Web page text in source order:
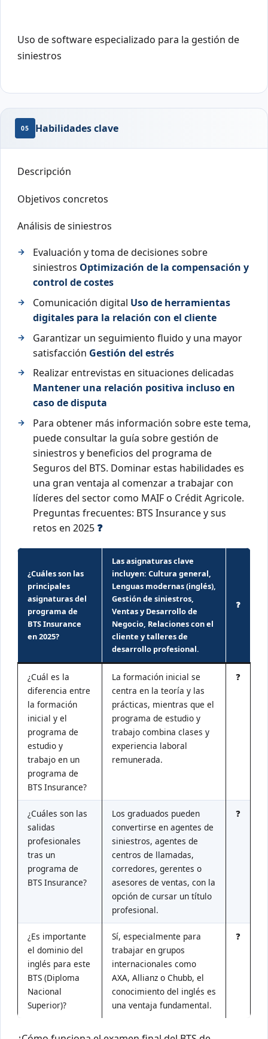
Uso de software especializado para la gestión de
siniestros
05 Habilidades clave
Descripción
Objetivos concretos
Análisis de siniestros
Evaluación y toma de decisiones sobre
siniestros Optimización de la compensación y
control de costes
Comunicación digital Uso de herramientas
digitales para la relación con el cliente
Garantizar un seguimiento fluido y una mayor
satisfacción Gestión del estrés
Realizar entrevistas en situaciones delicadas
Mantener una relación positiva incluso en
caso de disputa
Para obtener más información sobre este tema,
puede consultar la guía sobre gestión de
siniestros y beneficios del programa de
Seguros del BTS. Dominar estas habilidades es
una gran ventaja al comenzar a trabajar con
líderes del sector como MAIF o Crédit Agricole.
Preguntas frecuentes: BTS Insurance y sus
retos en 2025❓
¿Cuáles son las
principales
asignaturas del
programa de
BTS Insurance
en 2025?
Las asignaturas clave
incluyen: Cultura general,
Lenguas modernas (inglés),
Gestión de siniestros,
Ventas y Desarrollo de
Negocio, Relaciones con el
cliente y talleres de
desarrollo profesional.
❓
¿Cuál es la
diferencia entre
la formación
inicial y el
programa de
estudio y
trabajo en un
programa de
BTS Insurance?
La formación inicial se
centra en la teoría y las
prácticas, mientras que el
programa de estudio y
trabajo combina clases y
experiencia laboral
remunerada.
❓
¿Cuáles son las
salidas
profesionales
tras un
programa de
BTS Insurance?
Los graduados pueden
convertirse en agentes de
siniestros, agentes de
centros de llamadas,
corredores, gerentes o
asesores de ventas, con la
opción de cursar un título
profesional.
❓
¿Es importante
el dominio del
inglés para este
BTS (Diploma
Nacional
Superior)?
Sí, especialmente para
trabajar en grupos
internacionales como
AXA, Allianz o Chubb, el
conocimiento del inglés es
una ventaja fundamental.
❓